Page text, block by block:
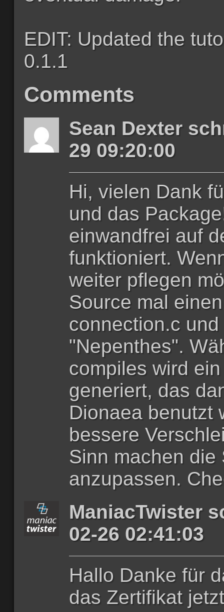
EDIT: Updated the
0.1.1
Comments
Sean Dexter
29 09:20:00
Hi, vielen Dank
und das
einwandfrei auf
funktioniert.
weiter pflegen
Source mal
connection.c
"Nepenthes".
compiles wird
generiert, das
Dionaea benutzt
bessere
Sinn machen die
anzupassen.
ManiacTwister
02-26 02:41:03
Hallo Danke für
das Zertifikat